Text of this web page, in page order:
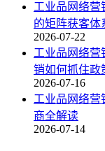
工业品网络营
的矩阵获客体
2026-07-22
工业品网络营
销如何抓住政
2026-07-16
工业品网络营
商全解读
2026-07-14